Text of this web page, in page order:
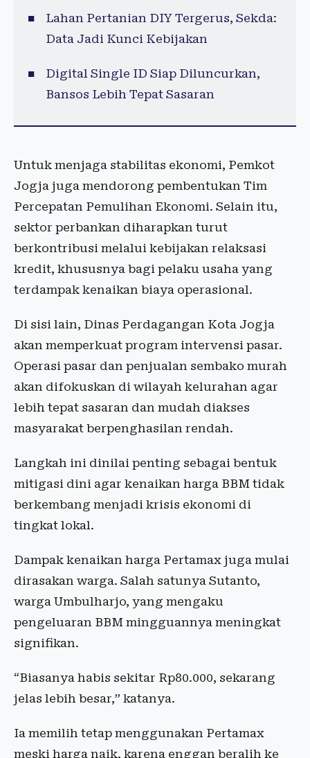
Lahan Pertanian DIY Tergerus, Sekda:
Data Jadi Kunci Kebijakan
Digital Single ID Siap Diluncurkan,
Bansos Lebih Tepat Sasaran
Untuk menjaga stabilitas ekonomi, Pemkot
Jogja juga mendorong pembentukan Tim
Percepatan Pemulihan Ekonomi. Selain itu,
sektor perbankan diharapkan turut
berkontribusi melalui kebijakan relaksasi
kredit, khususnya bagi pelaku usaha yang
terdampak kenaikan biaya operasional.
Di sisi lain, Dinas Perdagangan Kota Jogja
akan memperkuat program intervensi pasar.
Operasi pasar dan penjualan sembako murah
akan difokuskan di wilayah kelurahan agar
lebih tepat sasaran dan mudah diakses
masyarakat berpenghasilan rendah.
Langkah ini dinilai penting sebagai bentuk
mitigasi dini agar kenaikan harga BBM tidak
berkembang menjadi krisis ekonomi di
tingkat lokal.
Dampak kenaikan harga Pertamax juga mulai
dirasakan warga. Salah satunya Sutanto,
warga Umbulharjo, yang mengaku
pengeluaran BBM mingguannya meningkat
signifikan.
“Biasanya habis sekitar Rp80.000, sekarang
jelas lebih besar,” katanya.
Ia memilih tetap menggunakan Pertamax
meski harga naik, karena enggan beralih ke